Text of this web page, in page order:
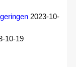
2023-10-
10-19